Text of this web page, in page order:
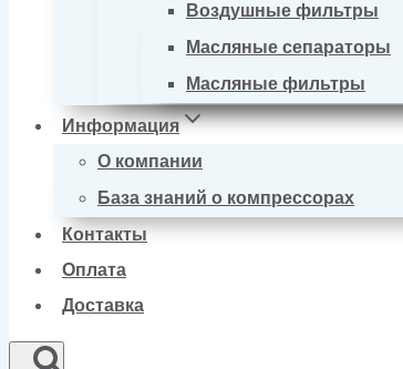
Воздушные фильтры
Масляные сепараторы
Масляные фильтры
Информация
О компании
База знаний о компрессорах
Контакты
Оплата
Доставка